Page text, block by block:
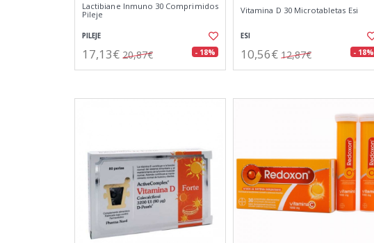
Lactibiane Inmuno 30 Comprimidos
Pileje
PILEJE
17,13€ 20,87€ - 18%
Vitamina D 30 Microtabletas Esi
ESI
10,56€ 12,87€ - 18%